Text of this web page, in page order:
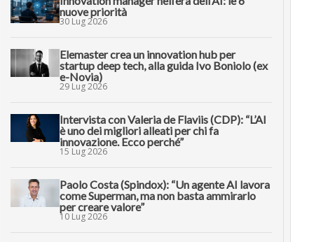
nuove priorità
30 Lug 2026
Elemaster crea un innovation hub per
startup deep tech, alla guida Ivo Boniolo (ex
e-Novia)
29 Lug 2026
Intervista con Valeria de Flaviis (CDP): “L’AI
è uno dei migliori alleati per chi fa
innovazione. Ecco perché”
15 Lug 2026
Paolo Costa (Spindox): “Un agente AI lavora
come Superman, ma non basta ammirarlo
per creare valore”
10 Lug 2026